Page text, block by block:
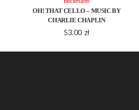
OH! THAT CELLO – MUSIC BY
CHARLIE CHAPLIN
53.00 zł
Beckmann